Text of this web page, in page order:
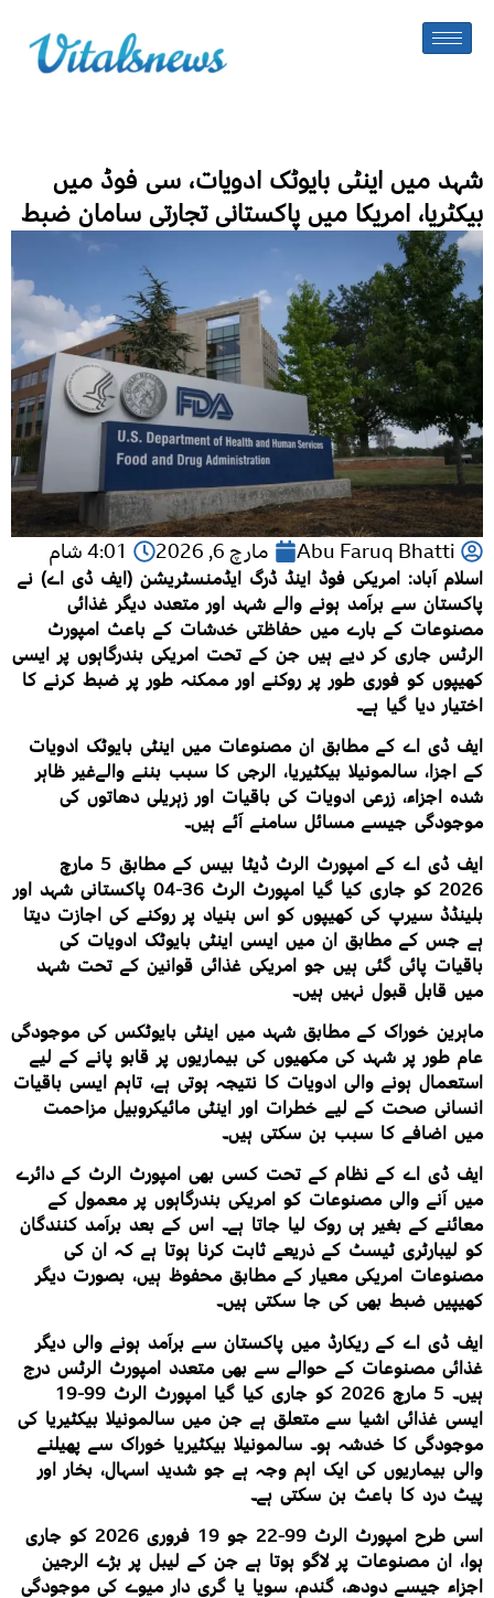
شہد میں اینٹی بایوٹک ادویات، سی فوڈ میں
بیکٹریا، امریکا میں پاکستانی تجارتی سامان ضبط
Abu Faruq Bhatti مارچ 6, 2026 4:01 شام
اسلام آباد: امریکی فوڈ اینڈ ڈرگ ایڈمنسٹریشن (ایف ڈی اے) نے
پاکستان سے برآمد ہونے والے شہد اور متعدد دیگر غذائی
مصنوعات کے بارے میں حفاظتی خدشات کے باعث امپورٹ
الرٹس جاری کر دیے ہیں جن کے تحت امریکی بندرگاہوں پر ایسی
کھیپوں کو فوری طور پر روکنے اور ممکنہ طور پر ضبط کرنے کا
اختیار دیا گیا ہے۔
ایف ڈی اے کے مطابق ان مصنوعات میں اینٹی بایوٹک ادویات
کے اجزا، سالمونیلا بیکٹیریا، الرجی کا سبب بننے والےغیر ظاہر
شدہ اجزاء، زرعی ادویات کی باقیات اور زہریلی دھاتوں کی
موجودگی جیسے مسائل سامنے آئے ہیں۔
ایف ڈی اے کے امپورٹ الرٹ ڈیٹا بیس کے مطابق 5 مارچ
2026 کو جاری کیا گیا امپورٹ الرٹ 36-04 پاکستانی شہد اور
بلینڈڈ سیرپ کی کھیپوں کو اس بنیاد پر روکنے کی اجازت دیتا
ہے جس کے مطابق ان میں ایسی اینٹی بایوٹک ادویات کی
باقیات پائی گئی ہیں جو امریکی غذائی قوانین کے تحت شہد
میں قابل قبول نہیں ہیں۔
ماہرین خوراک کے مطابق شہد میں اینٹی بایوٹکس کی موجودگی
عام طور پر شہد کی مکھیوں کی بیماریوں پر قابو پانے کے لیے
استعمال ہونے والی ادویات کا نتیجہ ہوتی ہے، تاہم ایسی باقیات
انسانی صحت کے لیے خطرات اور اینٹی مائیکروبیل مزاحمت
میں اضافے کا سبب بن سکتی ہیں۔
ایف ڈی اے کے نظام کے تحت کسی بھی امپورٹ الرٹ کے دائرے
میں آنے والی مصنوعات کو امریکی بندرگاہوں پر معمول کے
معائنے کے بغیر ہی روک لیا جاتا ہے۔ اس کے بعد برآمد کنندگان
کو لیبارٹری ٹیسٹ کے ذریعے ثابت کرنا ہوتا ہے کہ ان کی
مصنوعات امریکی معیار کے مطابق محفوظ ہیں، بصورت دیگر
کھیپیں ضبط بھی کی جا سکتی ہیں۔
ایف ڈی اے کے ریکارڈ میں پاکستان سے برآمد ہونے والی دیگر
غذائی مصنوعات کے حوالے سے بھی متعدد امپورٹ الرٹس درج
ہیں۔ 5 مارچ 2026 کو جاری کیا گیا امپورٹ الرٹ 99-19
ایسی غذائی اشیا سے متعلق ہے جن میں سالمونیلا بیکٹیریا کی
موجودگی کا خدشہ ہو۔ سالمونیلا بیکٹیریا خوراک سے پھیلنے
والی بیماریوں کی ایک اہم وجہ ہے جو شدید اسہال، بخار اور
پیٹ درد کا باعث بن سکتی ہے۔
اسی طرح امپورٹ الرٹ 99-22 جو 19 فروری 2026 کو جاری
ہوا، ان مصنوعات پر لاگو ہوتا ہے جن کے لیبل پر بڑے الرجین
اجزاء جیسے دودھ، گندم، سویا یا گری دار میوے کی موجودگی